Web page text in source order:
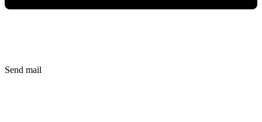
Send mail